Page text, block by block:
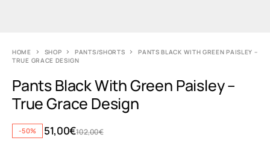
HOME SHOP PANTS/SHORTS
PANTS BLACK WITH GREEN PAISLEY –
TRUE GRACE DESIGN
Pants Black With Green Paisley –
True Grace Design
-50% 102,00€
51,00€